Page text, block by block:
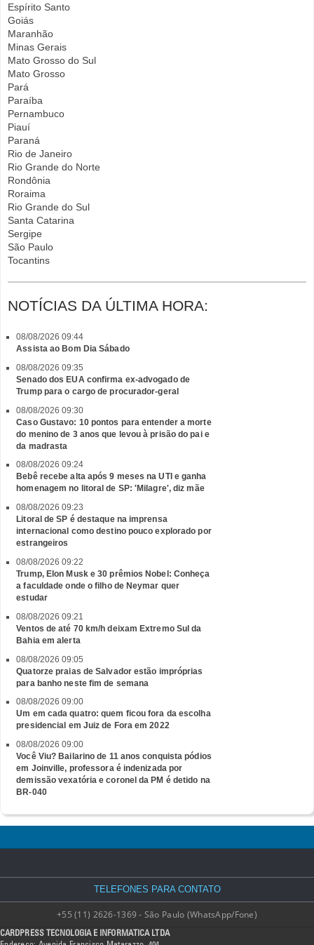
Espírito Santo
Goiás
Maranhão
Minas Gerais
Mato Grosso do Sul
Mato Grosso
Pará
Paraíba
Pernambuco
Piauí
Paraná
Rio de Janeiro
Rio Grande do Norte
Rondônia
Roraima
Rio Grande do Sul
Santa Catarina
Sergipe
São Paulo
Tocantins
NOTÍCIAS DA ÚLTIMA HORA:
08/08/2026 09:44
Assista ao Bom Dia Sábado
08/08/2026 09:35
Senado dos EUA confirma ex-advogado de
Trump para o cargo de procurador-geral
08/08/2026 09:30
Caso Gustavo: 10 pontos para entender a morte
do menino de 3 anos que levou à prisão do pai e
da madrasta
08/08/2026 09:24
Bebê recebe alta após 9 meses na UTI e ganha
homenagem no litoral de SP: 'Milagre', diz mãe
08/08/2026 09:23
Litoral de SP é destaque na imprensa
internacional como destino pouco explorado por
estrangeiros
08/08/2026 09:22
Trump, Elon Musk e 30 prêmios Nobel: Conheça
a faculdade onde o filho de Neymar quer
estudar
08/08/2026 09:21
Ventos de até 70 km/h deixam Extremo Sul da
Bahia em alerta
08/08/2026 09:05
Quatorze praias de Salvador estão impróprias
para banho neste fim de semana
08/08/2026 09:00
Um em cada quatro: quem ficou fora da escolha
presidencial em Juiz de Fora em 2022
08/08/2026 09:00
Você Viu? Bailarino de 11 anos conquista pódios
em Joinville, professora é indenizada por
demissão vexatória e coronel da PM é detido na
BR-040
TELEFONES PARA CONTATO
+55 (11) 2626-1369 - São Paulo (WhatsApp/Fone)
CARDPRESS TECNOLOGIA E INFORMATICA LTDA